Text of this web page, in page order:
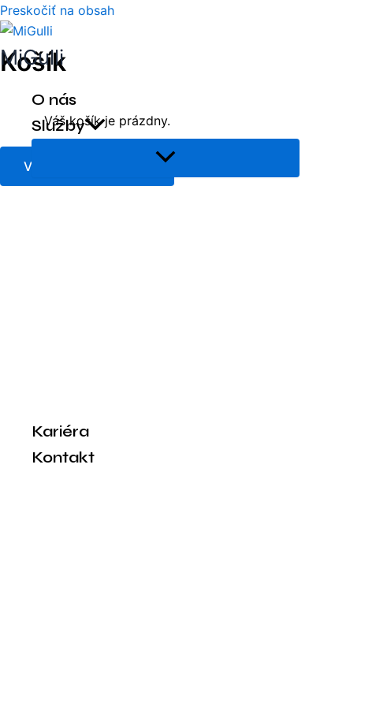
Preskočiť na obsah
MiGulli
O nás
Služby
Kariéra
Kontakt
Košík
Váš košík je prázdny.
Vrátiť sa do obchodu